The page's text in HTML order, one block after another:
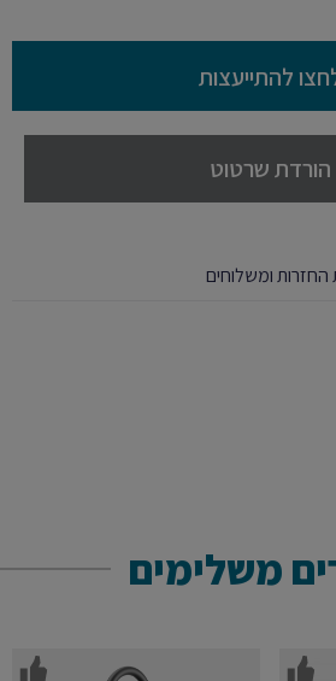
להתייעצות
הורדת שרטוט
החזרות ומשלוחים
משלימים